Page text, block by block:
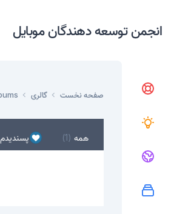
انجمن توسعه دهندگان موبایل
صفحه نخست گالری
همه (1) پسندیدم